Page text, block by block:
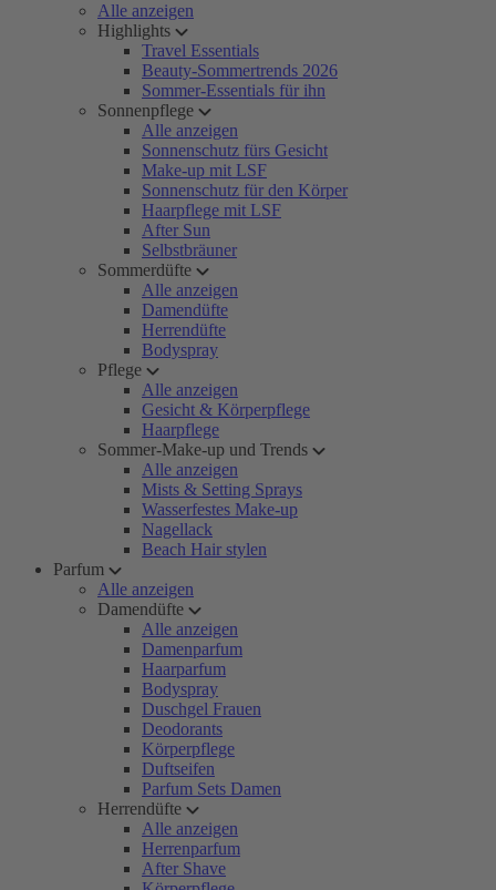
Alle anzeigen
Highlights
Travel Essentials
Beauty-Sommertrends 2026
Sommer-Essentials für ihn
Sonnenpflege
Alle anzeigen
Sonnenschutz fürs Gesicht
Make-up mit LSF
Sonnenschutz für den Körper
Haarpflege mit LSF
After Sun
Selbstbräuner
Sommerdüfte
Alle anzeigen
Damendüfte
Herrendüfte
Bodyspray
Pflege
Alle anzeigen
Gesicht & Körperpflege
Haarpflege
Sommer-Make-up und Trends
Alle anzeigen
Mists & Setting Sprays
Wasserfestes Make-up
Nagellack
Beach Hair stylen
Parfum
Alle anzeigen
Damendüfte
Alle anzeigen
Damenparfum
Haarparfum
Bodyspray
Duschgel Frauen
Deodorants
Körperpflege
Duftseifen
Parfum Sets Damen
Herrendüfte
Alle anzeigen
Herrenparfum
After Shave